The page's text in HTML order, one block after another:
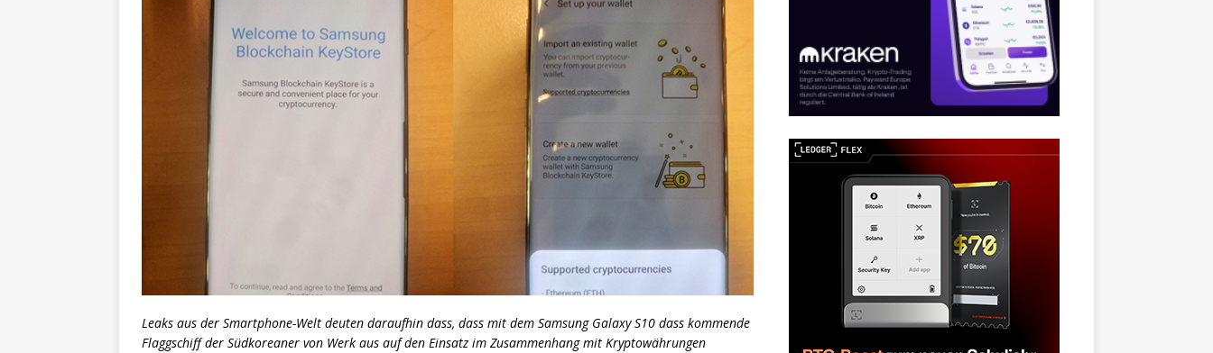
Leaks aus der Smartphone-Welt deuten daraufhin dass, dass mit dem Samsung Galaxy S10 dass kommende
Flaggschiff der Südkoreaner von Werk aus auf den Einsatz im Zusammenhang mit Kryptowährungen